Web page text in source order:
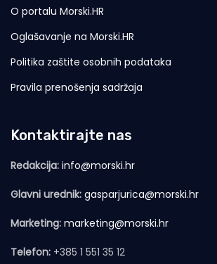
O portalu Morski.HR
Oglašavanje na Morski.HR
Politika zaštite osobnih podataka
Pravila prenošenja sadržaja
Kontaktirajte nas
Redakcija: info@morski.hr
Glavni urednik: gasparjurica@morski.hr
Marketing: marketing@morski.hr
Telefon: +385 1 551 35 12